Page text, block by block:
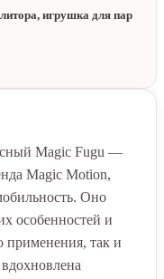
игрушка для пар
Magic Fugu —
Magic Motion,
Оно
особенностей и
применения, так и